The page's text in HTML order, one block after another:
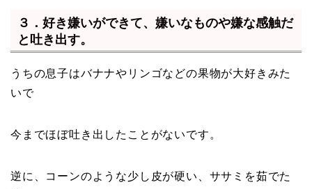
３．好き嫌いができて、嫌いなものや嫌な感触だ
と吐き出す。
うちの息子はバナナやリンゴなどの果物が大好きみた
いで
今までほぼ吐き出したことがないです。
逆に、コーンのような少し皮が硬い、ササミを茹でた